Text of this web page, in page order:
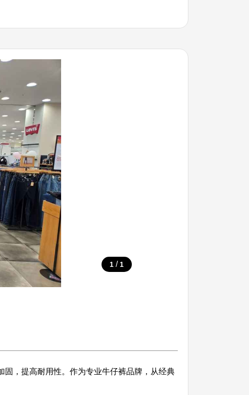
1 / 1
，提高耐用性。作为专业牛仔裤品牌，从经典